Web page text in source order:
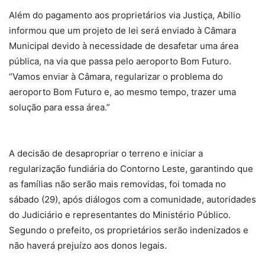
Além do pagamento aos proprietários via Justiça, Abilio
informou que um projeto de lei será enviado à Câmara
Municipal devido à necessidade de desafetar uma área
pública, na via que passa pelo aeroporto Bom Futuro.
“Vamos enviar à Câmara, regularizar o problema do
aeroporto Bom Futuro e, ao mesmo tempo, trazer uma
solução para essa área.”
A decisão de desapropriar o terreno e iniciar a
regularização fundiária do Contorno Leste, garantindo que
as famílias não serão mais removidas, foi tomada no
sábado (29), após diálogos com a comunidade, autoridades
do Judiciário e representantes do Ministério Público.
Segundo o prefeito, os proprietários serão indenizados e
não haverá prejuízo aos donos legais.